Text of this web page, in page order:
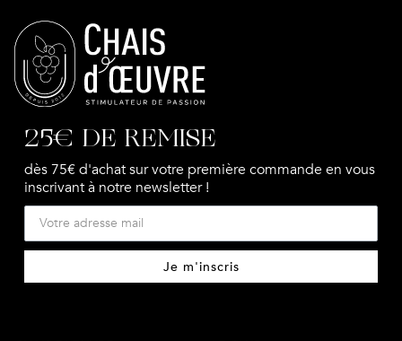
25€ DE REMISE
dès 75€ d'achat sur votre première commande en vous
inscrivant à notre newsletter !
Je m'inscris